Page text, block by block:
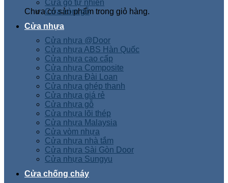
Chưa có sản phẩm trong giỏ hàng.
Cửa gỗ tự nhiên
Cửa vòm gỗ
Cửa nhựa
Cửa nhựa @Door
Cửa nhựa ABS Hàn Quốc
Cửa nhựa cao cấp
Cửa nhựa Composite
Cửa nhựa Đài Loan
Cửa nhựa ghép thanh
Cửa nhựa giá rẻ
Cửa nhựa gỗ
Cửa nhựa lõi thép
Cửa nhựa Malaysia
Cửa vòm nhựa
Cửa nhựa nhà tắm
Cửa nhựa Sài Gòn Door
Cửa nhựa Sungyu
Cửa chống cháy